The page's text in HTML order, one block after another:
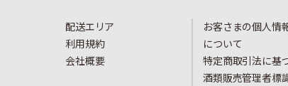
配送エリア
利用規約
会社概要
お客さまの個人情
について
特定商取引法に基
酒類販売管理者標